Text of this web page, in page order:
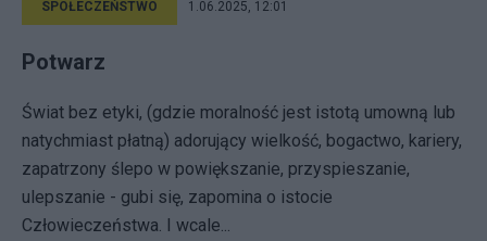
SPOŁECZEŃSTWO 1.06.2025, 12:01
Potwarz
Świat bez etyki, (gdzie moralność jest istotą umowną lub
natychmiast płatną) adorujący wielkość, bogactwo, kariery,
zapatrzony ślepo w powiększanie, przyspieszanie,
ulepszanie - gubi się, zapomina o istocie
Człowieczeństwa. I wcale...